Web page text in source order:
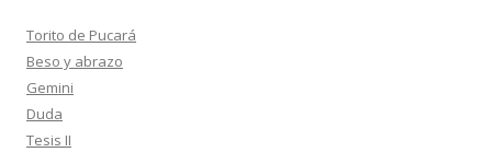
r
:
Torito de Pucará
Beso y abrazo
Gemini
Duda
Tesis II